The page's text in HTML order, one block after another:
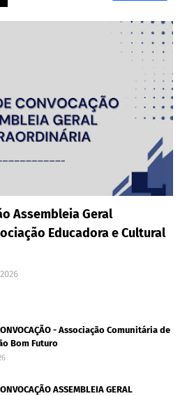
Assembleia Geral
Educadora e Cultural
- Associação Comunitária de
Bom Futuro
ASSEMBLEIA GERAL